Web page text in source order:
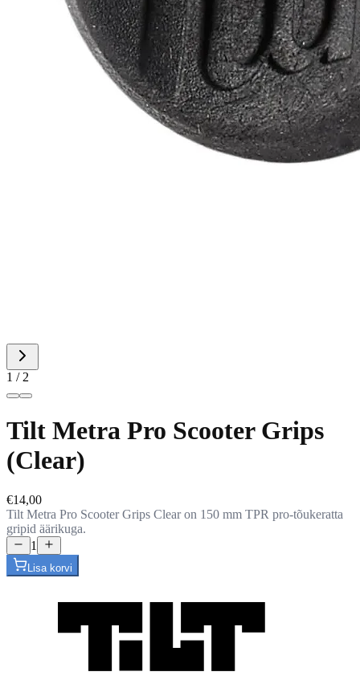
1 / 2
Tilt Metra Pro Scooter Grips
(Clear)
€14,00
Tilt Metra Pro Scooter Grips Clear on 150 mm TPR pro-tõukeratta
gripid äärikuga.
1
Lisa korvi